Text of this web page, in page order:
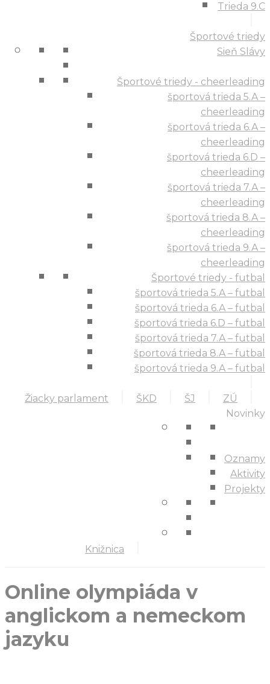
Trieda 9.C
Športové triedy
Sieň Slávy
Športové triedy - cheerleading
športová trieda 5.A –
cheerleading
športová trieda 6.A –
cheerleading
športová trieda 6.D –
cheerleading
športová trieda 7.A –
cheerleading
športová trieda 8.A –
cheerleading
športová trieda 9.A –
cheerleading
Športové triedy - futbal
športová trieda 5.A – futbal
športová trieda 6.A – futbal
športová trieda 6.D – futbal
športová trieda 7.A – futbal
športová trieda 8.A – futbal
športová trieda 9.A – futbal
Žiacky parlament ŠKD ŠJ ZÚ
Knižnica
Novinky
Oznamy
Aktivity
Projekty
Online olympiáda v
anglickom a nemeckom
jazyku